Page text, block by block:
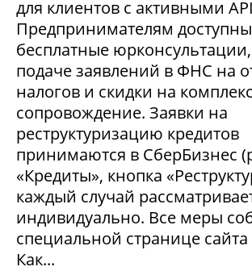
для клиентов с активными
Предпринимателям доступны
бесплатные
подаче заявлений в ФНС на
налогов и скидки на
сопровождение. Заявки на
реструктуризацию кредитов
принимаются в СберБизнес
«Кредиты», кнопка
каждый случай
индивидуально. Все меры
специальной странице
Как...